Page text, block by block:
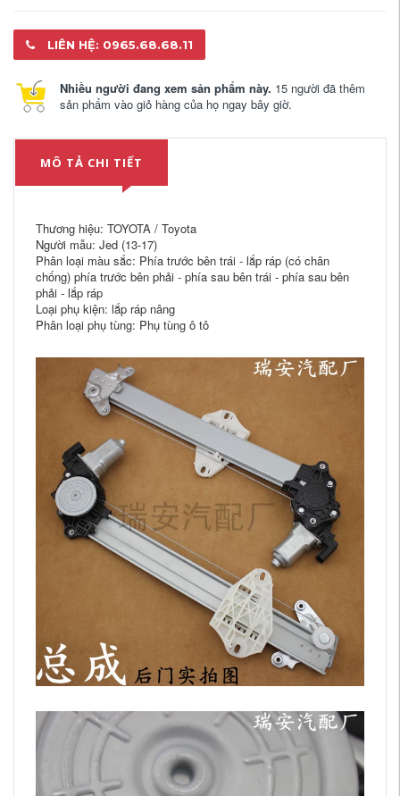
LIÊN HỆ: 0965.68.68.11
Nhiều người đang xem sản phẩm này. 15 người đã thêm
sản phẩm vào giỏ hàng của họ ngay bây giờ.
MÔ TẢ CHI TIẾT
Thương hiệu: TOYOTA / Toyota
Người mẫu: Jed (13-17)
Phân loại màu sắc: Phía trước bên trái - lắp ráp (có chân
chống) phía trước bên phải - phía sau bên trái - phía sau bên
phải - lắp ráp
Loại phụ kiện: lắp ráp nâng
Phân loại phụ tùng: Phụ tùng ô tô